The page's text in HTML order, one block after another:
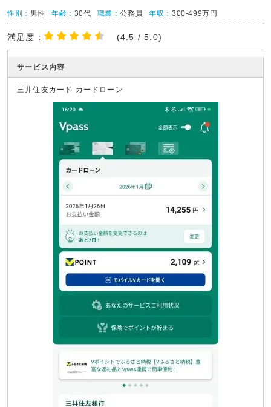
性別： 男性 年齢： 30代 職業：公務員 年収：300-499万円
満足度： (4.5 / 5.0)
サービス内容
三井住友カード カードローン